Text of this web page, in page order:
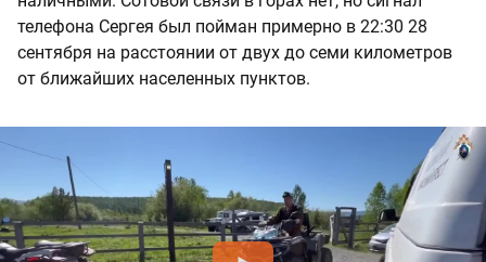
телефона Сергея был пойман примерно в 22:30 28
сентября на расстоянии от двух до семи километров
от ближайших населенных пунктов.